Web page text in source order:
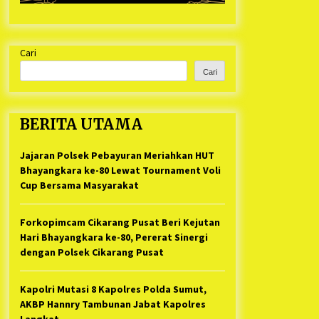
Cari
Cari
BERITA UTAMA
Jajaran Polsek Pebayuran Meriahkan HUT
Bhayangkara ke-80 Lewat Tournament Voli
Cup Bersama Masyarakat
Forkopimcam Cikarang Pusat Beri Kejutan
Hari Bhayangkara ke-80, Pererat Sinergi
dengan Polsek Cikarang Pusat
Kapolri Mutasi 8 Kapolres Polda Sumut,
AKBP Hannry Tambunan Jabat Kapolres